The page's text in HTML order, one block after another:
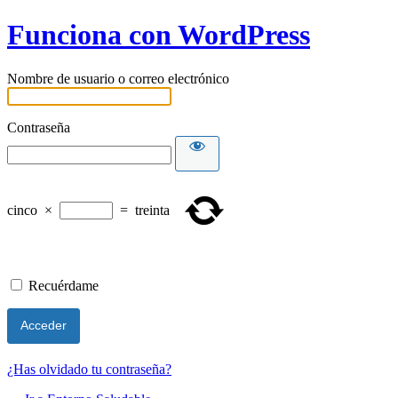
Funciona con WordPress
Nombre de usuario o correo electrónico
Contraseña
cinco × = treinta
Recuérdame
¿Has olvidado tu contraseña?